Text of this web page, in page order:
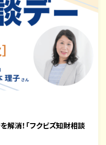
解消！「フクビズ知財相談